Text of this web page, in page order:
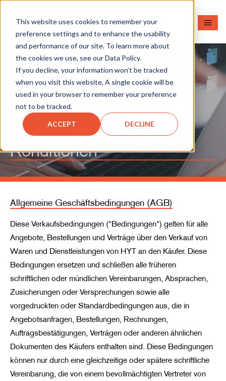
This website uses cookies to remember your
preference settings and to enhance the usability
and performance of our site. To learn more about
the cookies we use, see our Data Policy.
If you decline, your information won’t be tracked
when you visit this website. A single cookie will be
used in your browser to remember your preference
not to be tracked.
ACCEPT DECLINE
Bedingungen und
Konditionen
Allgemeine Geschäftsbedingungen (AGB)
Diese Verkaufsbedingungen ("Bedingungen") gelten für alle
Angebote, Bestellungen und Verträge über den Verkauf von
Waren und Dienstleistungen von HYT an den Käufer. Diese
Bedingungen ersetzen und schließen alle früheren
schriftlichen oder mündlichen Vereinbarungen, Absprachen,
Zusicherungen oder Versprechungen sowie alle
vorgedruckten oder Standardbedingungen aus, die in
Angebotsanfragen, Bestellungen, Rechnungen,
Auftragsbestätigungen, Verträgen oder anderen ähnlichen
Dokumenten des Käufers enthalten sind. Diese Bedingungen
können nur durch eine gleichzeitige oder spätere schriftliche
Vereinbarung, die von einem bevollmächtigten Vertreter von